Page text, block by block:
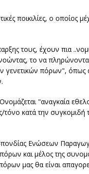
ποικιλίες, ο οποίος
τους, έχουν πια
το να πληρώνονται
γενετικών πόρων", όπως
"αναγκαία
τόνο κατά την συγκομιδή
Ενώσεων
και μέλος της
μας θα είναι